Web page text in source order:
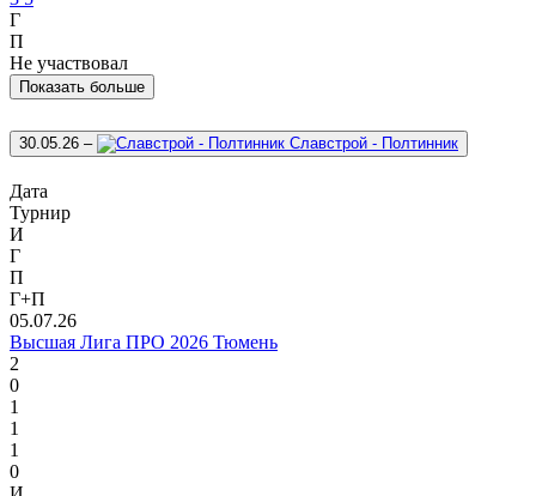
Г
П
Не участвовал
Показать больше
30.05.26 – Славстрой - Полтинник
Дата
Турнир
И
Г
П
Г+П
05.07.26
Высшая Лига ПРО 2026 Тюмень
2
0
1
1
1
0